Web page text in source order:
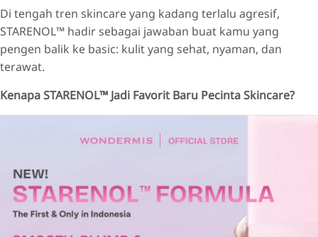
Di tengah tren skincare yang kadang terlalu agresif,
STARENOL™ hadir sebagai jawaban buat kamu yang
pengen balik ke basic: kulit yang sehat, nyaman, dan
terawat.
Kenapa STARENOL™ Jadi Favorit Baru Pecinta Skincare?